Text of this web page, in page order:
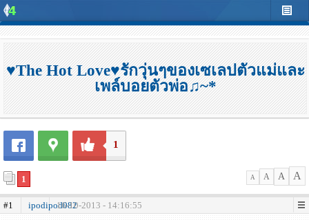
♥The Hot Love♥รักวุ่นๆของเซเลปตัวแม่และ
เพล์บอยตัวพ่อ♫~*
1
1 A A A A
#1 ipodipod08216-10-2013 - 14:16:55